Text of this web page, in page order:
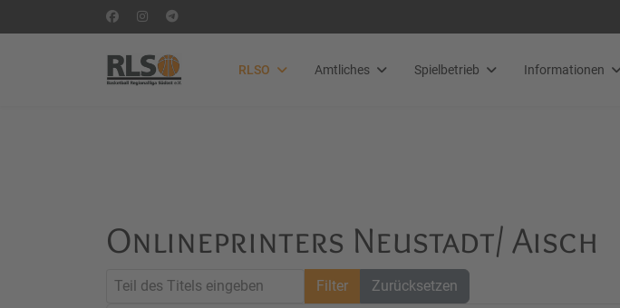
RLSO Amtliches Spielbetrieb Informationen
Onlineprinters Neustadt/ Aisch
Teil des Titels eingeben Filter Zurücksetzen